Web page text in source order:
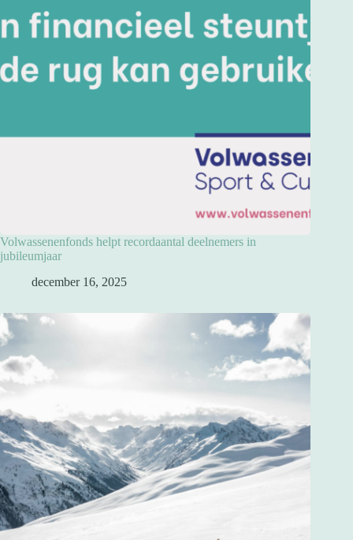
Volwassenenfonds helpt recordaantal deelnemers in
jubileumjaar
december 16, 2025